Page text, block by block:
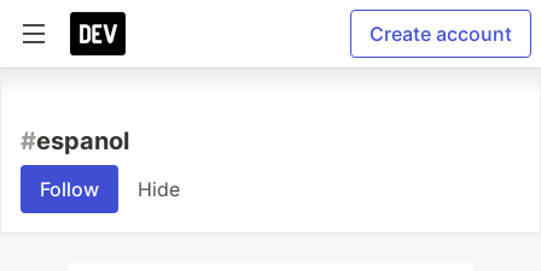
Create account
#espanol
Follow Hide